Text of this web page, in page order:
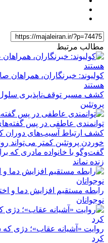
مطالب مرتبط
کولیوند: خبرنگاران،
هستند
کشف مسیر توقف‌ناپذیری
پروتئین
توانمندی عاطفی در پس
کشف ارتباط آسیب‌های دوران
خوردن پروتئین کمتر می‌تواند
گفت‌وگو با خانواده مادری که
زنده نماند
رابطه مستقیم افزایش دما و
نوجوانان
روایت «آشیانه عقاب»؛ دژی که
کرد